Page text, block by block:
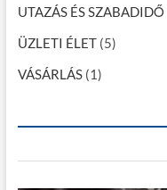
UTAZÁS ÉS SZABADIDŐ
ÜZLETI ÉLET(5)
VÁSÁRLÁS(1)